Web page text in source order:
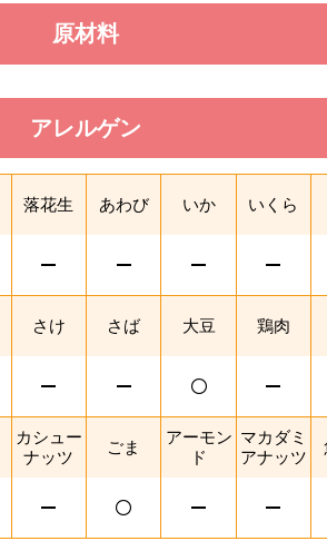
原材料を展開する。
アレルゲン
を閉じる。
落花生 あわび いか いくら
さけ さば 大豆 鶏肉
カシュー
ナッツ
ごま
アーモン
ド
マカダミ
アナッツ